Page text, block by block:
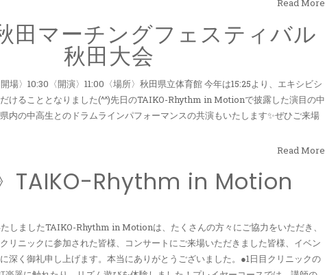
Read More
田マーチングフェスティバル
秋田大会
場〉10:30〈開演〉11:00〈場所〉秋田県立体育館 今年は15:25より、エキシビシ
けることとなりました(^^)先日のTAIKO-Rhythm in Motionで披露した演目の中
内の中高生とのドラムラインパフォーマンスの共演もいたします✨ぜひご来場
Read More
》TAIKO-Rhythm in Motion
しましたTAIKO-Rhythm in Motionは、たくさんの方々にご協力をいただき、
リニックに参加された皆様、コンサートにご来場いただきました皆様、イベン
深く御礼申し上げます。本当にありがとうございました。●1日目クリニックの